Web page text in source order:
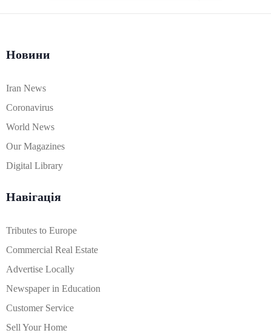
Новини
Iran News
Coronavirus
World News
Our Magazines
Digital Library
Навігація
Tributes to Europe
Commercial Real Estate
Advertise Locally
Newspaper in Education
Customer Service
Sell Your Home